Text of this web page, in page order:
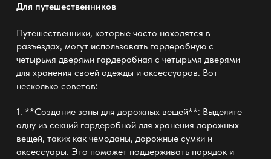
Для путешественников
Путешественники, которые часто находятся в
разъездах, могут использовать гардеробную с
четырьмя дверями гардеробная с четырьмя дверями
для хранения своей одежды и аксессуаров. Вот
несколько советов:
1. **Создание зоны для дорожных вещей**: Выделите
одну из секций гардеробной для хранения дорожных
вещей, таких как чемоданы, дорожные сумки и
аксессуары. Это поможет поддерживать порядок и